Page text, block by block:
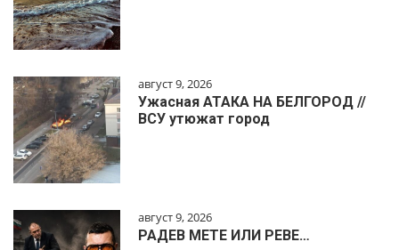
август 9, 2026
Ужасная АТАКА НА БЕЛГОРОД //
ВСУ утюжат город
август 9, 2026
РАДЕВ МЕТЕ ИЛИ РЕВЕ…